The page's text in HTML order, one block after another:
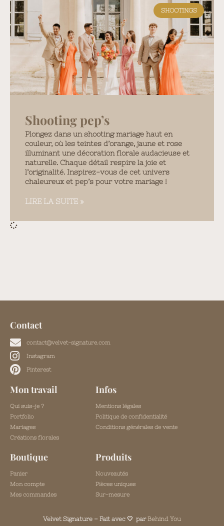
SHOOTINGS
Shooting pep’s
Plongez dans un shooting mariage haut en
couleur, où les teintes d’orange, jaune et rose
illuminant une décoration florale audacieuse et
naturelle. Chaque détail respire la joie et
l’originalité. Inspirez-vous de cet univers
chaleureux et pep’s pour votre mariage !
LIRE LA SUITE »
Produits
Nouveautés
Pièces uniques
Sur-mesure
Boutique
Panier
Mon compte
Mes commandes
Infos
Mentions légales
Politique de confidentialité
Conditions générales de vente
Mon travail
Qui suis-je ?
Portfolio
Mariages
Créations florales
Contact
contact@velvet-signature.com
Instagram
Pinterest
Velvet Signature – Fait avec 🤍 parBehind You